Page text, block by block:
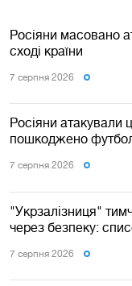
Росіяни масовано
сході країни
7 серпня 2026
Росіяни атакували
пошкоджено
7 серпня 2026
"Укрзалізниця"
через безпеку:
7 серпня 2026